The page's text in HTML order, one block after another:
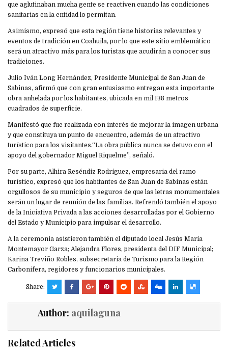
que aglutinaban mucha gente se reactiven cuando las condiciones
sanitarias en la entidad lo permitan.
Asimismo, expresó que esta región tiene historias relevantes y
eventos de tradición en Coahuila, por lo que este sitio emblemático
será un atractivo más para los turistas que acudirán a conocer sus
tradiciones.
Julio Iván Long Hernández, Presidente Municipal de San Juan de
Sabinas, afirmó que con gran entusiasmo entregan esta importante
obra anhelada por los habitantes, ubicada en mil 138 metros
cuadrados de superficie.
Manifestó que fue realizada con interés de mejorar la imagen urbana
y que constituya un punto de encuentro, además de un atractivo
turístico para los visitantes.“La obra pública nunca se detuvo con el
apoyo del gobernador Miguel Riquelme”, señaló.
Por su parte, Alhira Reséndiz Rodríguez, empresaria del ramo
turístico, expresó que los habitantes de San Juan de Sabinas están
orgullosos de su municipio y seguros de que las letras monumentales
serán un lugar de reunión de las familias. Refrendó también el apoyo
de la Iniciativa Privada a las acciones desarrolladas por el Gobierno
del Estado y Municipio para impulsar el desarrollo.
A la ceremonia asistieron también el diputado local Jesús María
Montemayor Garza; Alejandra Flores, presidenta del DIF Municipal;
Karina Treviño Robles, subsecretaria de Turismo para la Región
Carbonífera, regidores y funcionarios municipales.
Share:
Author: aquilaguna
Related Articles